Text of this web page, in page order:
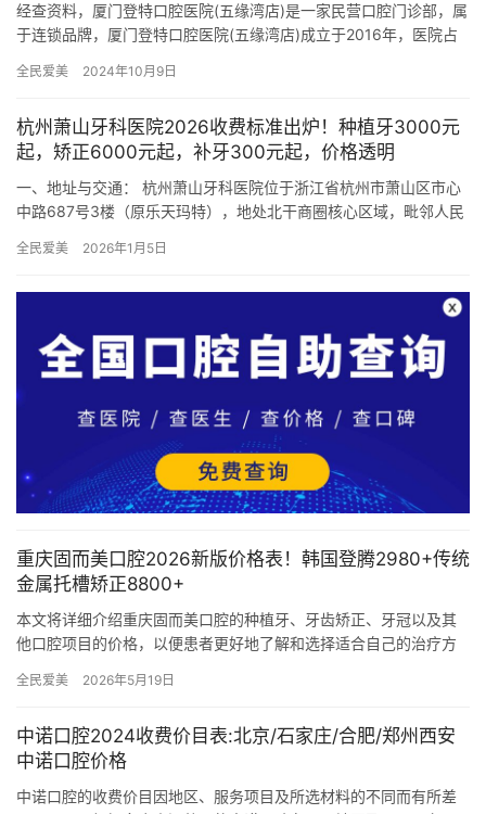
经查资料，厦门登特口腔医院(五缘湾店)是一家民营口腔门诊部，属
于连锁品牌，厦门登特口腔医院(五缘湾店)成立于2016年，医院占
全民爱美 2024年10月9日
杭州萧山牙科医院2026收费标准出炉！种植牙3000元
起，矫正6000元起，补牙300元起，价格透明
一、地址与交通： 杭州萧山牙科医院位于浙江省杭州市萧山区市心
中路687号3楼（原乐天玛特），地处北干商圈核心区域，毗邻人民
全民爱美 2026年1月5日
重庆固而美口腔2026新版价格表！韩国登腾2980+传统
金属托槽矫正8800+
本文将详细介绍重庆固而美口腔的种植牙、牙齿矫正、牙冠以及其
他口腔项目的价格，以便患者更好地了解和选择适合自己的治疗方
全民爱美 2026年5月19日
中诺口腔2024收费价目表:北京/石家庄/合肥/郑州西安
中诺口腔价格
中诺口腔的收费价目因地区、服务项目及所选材料的不同而有所差